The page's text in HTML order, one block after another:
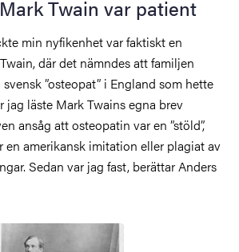
Twain var patient
min nyfikenhet var faktiskt en
där det nämndes att familjen
”osteopat” i England som hette
jag läste Mark Twains egna brev
ansåg att osteopatin var en ”stöld”,
en amerikansk imitation eller plagiat av
Sedan var jag fast, berättar Anders